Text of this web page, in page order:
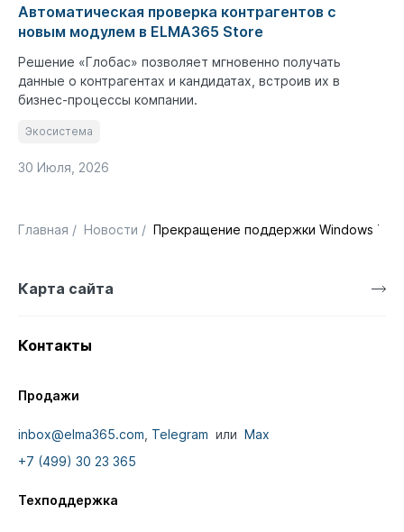
Автоматическая проверка контрагентов с
новым модулем в ELMA365 Store
Решение «Глобас» позволяет мгновенно получать
данные о контрагентах и кандидатах, встроив их в
бизнес-процессы компании.
Экосистема
30 Июля, 2026
Главная / Новости / Прекращение поддержки Windows 7, 8/
Карта сайта
Контакты
Продажи
inbox@elma365.com, Telegram или
Max
+7 (499) 30 23 365
Техподдержка